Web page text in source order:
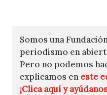
Somos una
periodismo en
Pero no podemos
explicamos en este
¡Clica aquí y